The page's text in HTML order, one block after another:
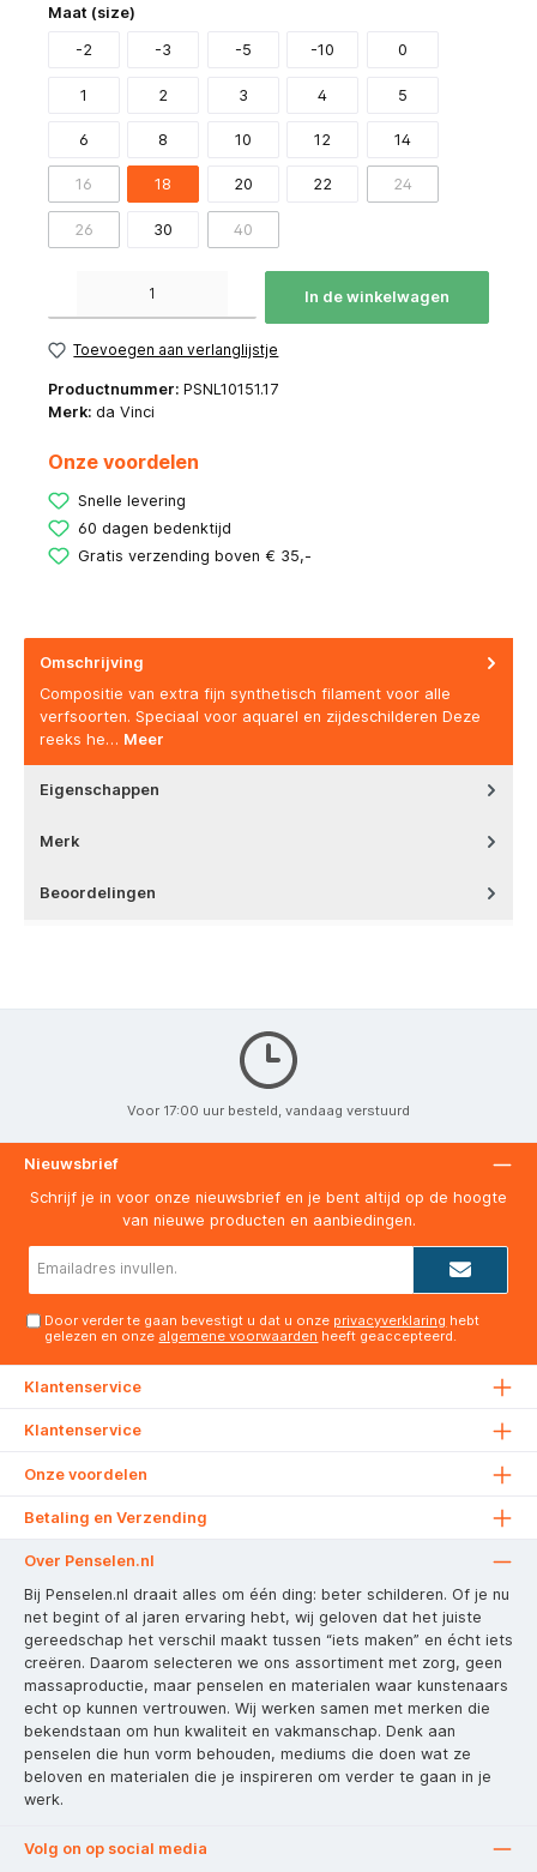
Maat (size)
-2 -3 -5 -10 0
1 2 3 4 5
6 8 10 12 14
16 18 20 22 24
26 30 40
In de winkelwagen
Toevoegen aan verlanglijstje
Productnummer: PSNL10151.17
Merk: da Vinci
Onze voordelen
Snelle levering
60 dagen bedenktijd
Gratis verzending boven € 35,-
Omschrijving
Compositie van extra fijn synthetisch filament voor alle
verfsoorten. Speciaal voor aquarel en zijdeschilderen Deze
reeks he… Meer
Eigenschappen
Merk
Beoordelingen
Voor 17:00 uur besteld, vandaag verstuurd
Nieuwsbrief
Schrijf je in voor onze nieuwsbrief en je bent altijd op de hoogte
van nieuwe producten en aanbiedingen.
Door verder te gaan bevestigt u dat u onze privacyverklaring hebt
gelezen en onze algemene voorwaarden heeft geaccepteerd.
Klantenservice
Klantenservice
Onze voordelen
Betaling en Verzending
Over Penselen.nl
Bij Penselen.nl draait alles om één ding: beter schilderen. Of je nu
net begint of al jaren ervaring hebt, wij geloven dat het juiste
gereedschap het verschil maakt tussen “iets maken” en écht iets
creëren. Daarom selecteren we ons assortiment met zorg, geen
massaproductie, maar penselen en materialen waar kunstenaars
echt op kunnen vertrouwen. Wij werken samen met merken die
bekendstaan om hun kwaliteit en vakmanschap. Denk aan
penselen die hun vorm behouden, mediums die doen wat ze
beloven en materialen die je inspireren om verder te gaan in je
werk.
Volg on op social media